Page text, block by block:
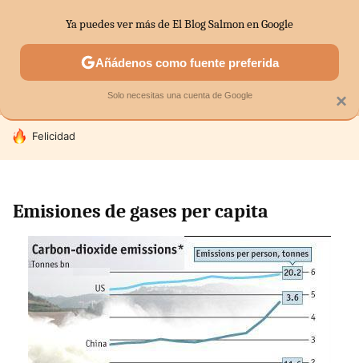
MENÚ NUEVO
ECONOMÍA DOMÉSTICA MERCADOS
HOY SE HABLA DE
Felicidad
Emisiones de gases per capita
×
Ya puedes ver más de El Blog Salmon en Google
Añádenos como fuente preferida
Solo necesitas una cuenta de Google